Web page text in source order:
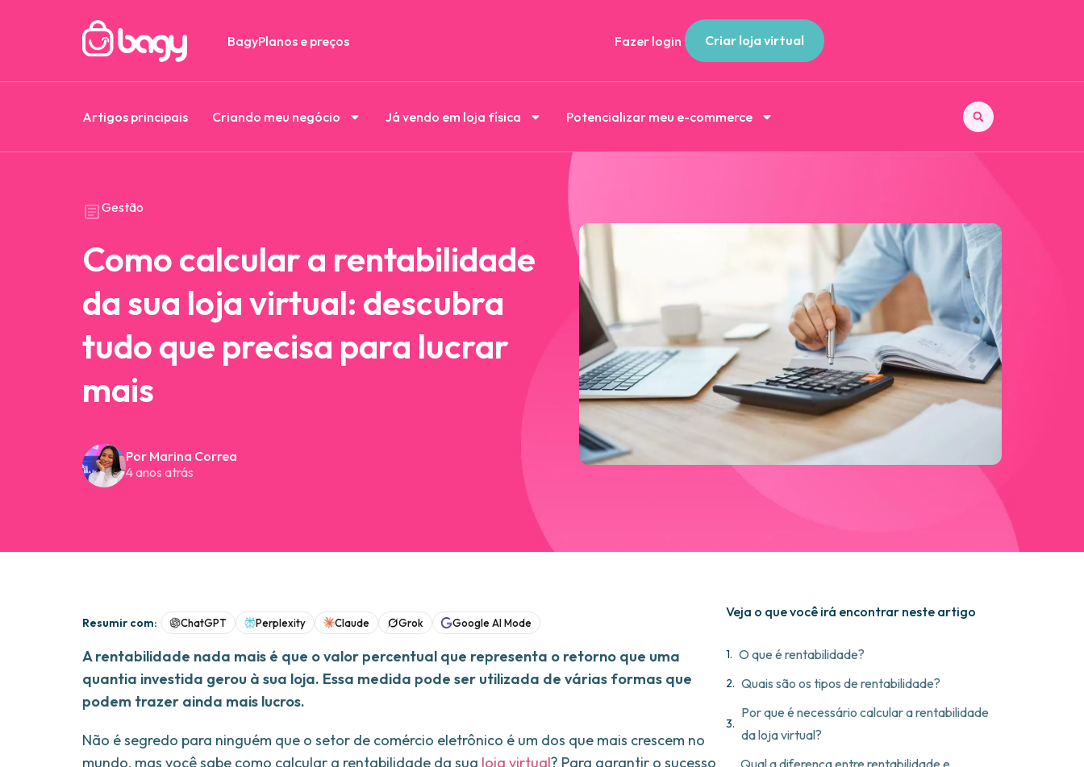
BagyPlanos e preços Fazer login Criar loja virtual
Artigos principais Criando meu negócio Já vendo em loja física Potencializar meu e-commerce
Gestão
Como calcular a rentabilidade
da sua loja virtual: descubra
tudo que precisa para lucrar
mais
Por Marina Correa
4 anos atrás
Resumir com: ChatGPT Perplexity Claude Grok Google AI Mode
A rentabilidade nada mais é que o valor percentual que representa o retorno que uma
quantia investida gerou à sua loja. Essa medida pode ser utilizada de várias formas que
podem trazer ainda mais lucros.
Não é segredo para ninguém que o setor de comércio eletrônico é um dos que mais crescem no
mundo, mas você sabe como calcular a rentabilidade da sua loja virtual? Para garantir o sucesso
Veja o que você irá encontrar neste artigo
O que é rentabilidade?
Quais são os tipos de rentabilidade?
Por que é necessário calcular a rentabilidade
da loja virtual?